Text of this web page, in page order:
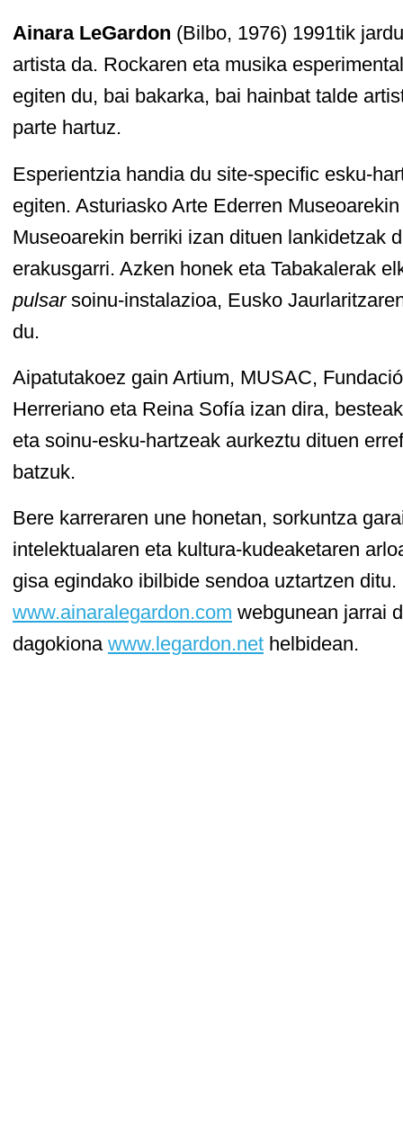
Ainara LeGardon (Bilbo, 1976) 1991tik
artista da. Rockaren eta musika
egiten du, bai bakarka, bai hainbat talde
parte hartuz.
Esperientzia handia du site-specific esku-
egiten. Asturiasko Arte Ederren
Museoarekin berriki izan dituen lankidetzak
erakusgarri. Azken honek eta Tabakalerak
pulsarsoinu-instalazioa, Eusko
du.
Aipatutakoez gain Artium, MUSAC,
Herreriano eta Reina Sofía izan dira,
eta soinu-esku-hartzeak aurkeztu dituen
batzuk.
Bere karreraren une honetan, sorkuntza
intelektualaren eta kultura-kudeaketaren
gisa egindako ibilbide sendoa uztartzen
www.ainaralegardon.com webgunean jarrai
dagokiona www.legardon.net helbidean.